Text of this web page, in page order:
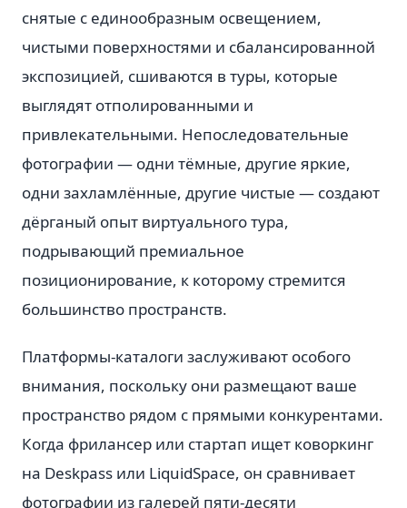
снятые с единообразным освещением,
чистыми поверхностями и сбалансированной
экспозицией, сшиваются в туры, которые
выглядят отполированными и
привлекательными. Непоследовательные
фотографии — одни тёмные, другие яркие,
одни захламлённые, другие чистые — создают
дёрганый опыт виртуального тура,
подрывающий премиальное
позиционирование, к которому стремится
большинство пространств.
Платформы-каталоги заслуживают особого
внимания, поскольку они размещают ваше
пространство рядом с прямыми конкурентами.
Когда фрилансер или стартап ищет коворкинг
на Deskpass или LiquidSpace, он сравнивает
фотографии из галерей пяти-десяти